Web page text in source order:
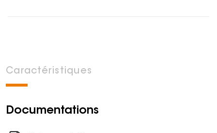
Caractéristiques
Documentations